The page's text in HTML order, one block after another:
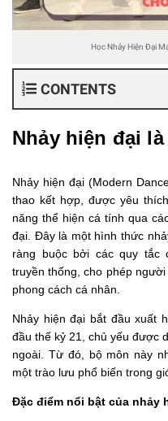
Học Nhảy Hiện Đại
CONTENTS
Nhảy hiện đại
Nhảy hiện đại (Modern
thao kết hợp, được yêu
năng thể hiện cá tính qua
đại. Đây là một hình thức
ràng buộc bởi các quy tắc
truyền thống, cho phép
phong cách cá nhân.
Nhảy hiện đại bắt đầu xuất
đầu thế kỷ 21, chủ yếu được
ngoài. Từ đó, bộ môn này
một trào lưu phổ biến trong
Đặc điểm nổi bật của nhảy